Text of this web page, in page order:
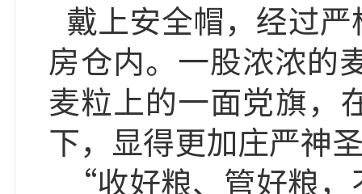
戴上安全帽，经过
房仓内。一股浓浓的
麦粒上的一面党旗，
下，显得更加庄严神
“收好粮、管好粮